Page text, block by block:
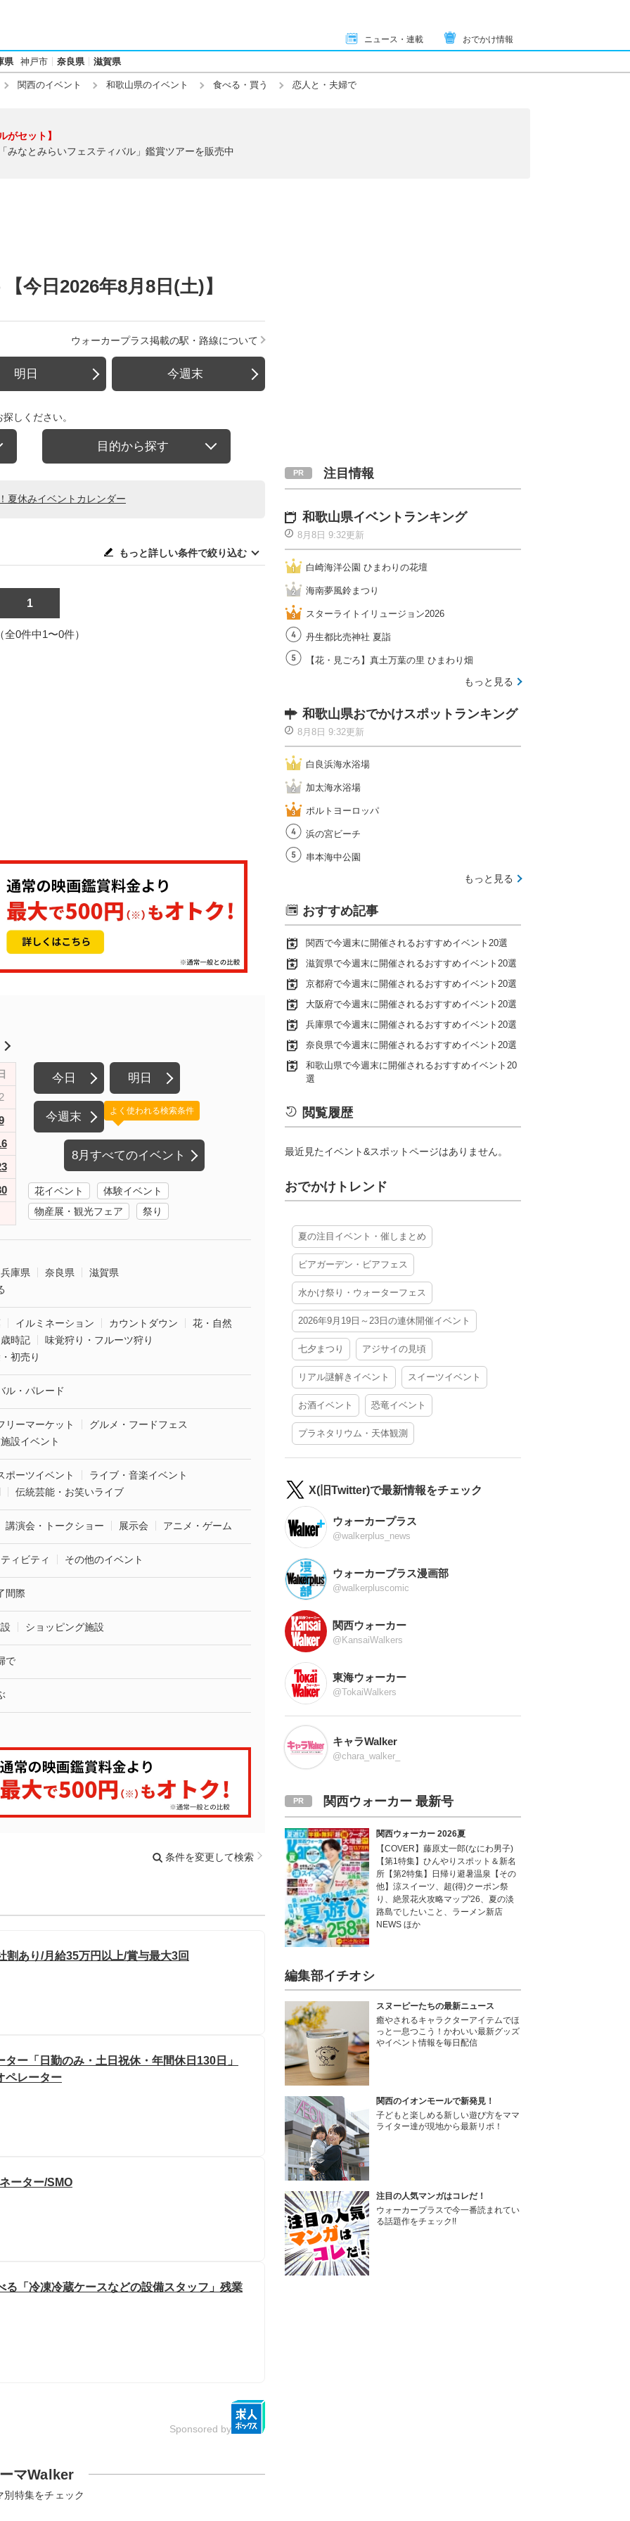
ニュース・連載 おでかけ情報
県 神戸市 奈良県 滋賀県
関西のイベント 和歌山県のイベント 食べる・買う 恋人と・夫婦で
がセット】
みなとみらいフェスティバル」鑑賞ツアーを販売中
今日2026年8月8日(土)】
ウォーカープラス掲載の駅・路線について
明日 今週末
しください。
目的から探す
夏休みイベントカレンダー
もっと詳しい条件で絞り込む
1
全0件中1〜0件）
今日 明日
今週末
8月すべてのイベント
よく使われる検索条件
花イベント
体験イベント
物産展・観光フェア
祭り
兵庫県 奈良県
滋賀県
イルミネーション カウントダウン
花・自然
時記
味覚狩り・フルーツ狩り
初売り
ル・パレード
リーマーケット
グルメ・フードフェス
設イベント
ポーツイベント
ライブ・音楽イベント
伝統芸能・お笑いライブ
講演会・トークショー 展示会 アニメ・ゲーム
ィビティ その他のイベント
間際
ショッピング施設
で
条件を変更して検索
あり/月給35万円以上/賞与最大3回
ー「日勤のみ・土日祝休・年間休日130日」
ペレーター
ーター/SMO
「冷凍冷蔵ケースなどの設備スタッフ」残業
Sponsored by
マWalker
別特集をチェック
注目情報
和歌山県イベントランキング
8月8日 9:32更新
白崎海洋公園 ひまわりの花壇
海南夢風鈴まつり
スターライトイリュージョン2026
丹生都比売神社 夏詣
【花・見ごろ】真土万葉の里 ひまわり畑
もっと見る
和歌山県おでかけスポットランキング
8月8日 9:32更新
白良浜海水浴場
加太海水浴場
ポルトヨーロッパ
浜の宮ビーチ
串本海中公園
もっと見る
おすすめ記事
関西で今週末に開催されるおすすめイベント20選
滋賀県で今週末に開催されるおすすめイベント20選
京都府で今週末に開催されるおすすめイベント20選
大阪府で今週末に開催されるおすすめイベント20選
兵庫県で今週末に開催されるおすすめイベント20選
奈良県で今週末に開催されるおすすめイベント20選
和歌山県で今週末に開催されるおすすめイベント20
選
閲覧履歴
最近見たイベント&スポットページはありません。
おでかけトレンド
夏の注目イベント・催しまとめ
ビアガーデン・ビアフェス
水かけ祭り・ウォーターフェス
2026年9月19日～23日の連休開催イベント
七夕まつり アジサイの見頃
リアル謎解きイベント スイーツイベント
お酒イベント 恐竜イベント
プラネタリウム・天体観測
X(旧Twitter)で最新情報をチェック
ウォーカープラス
@walkerplus_news
ウォーカープラス漫画部
@walkerpluscomic
関西ウォーカー
@KansaiWalkers
東海ウォーカー
@TokaiWalkers
キャラWalker
@chara_walker_
関西ウォーカー 最新号
関西ウォーカー 2026夏
【COVER】藤原丈一郎(なにわ男子)
【第1特集】ひんやりスポット＆新名
所【第2特集】日帰り避暑温泉【その
他】涼スイーツ、超(得)クーポン祭
り、絶景花火攻略マップ'26、夏の淡
路島でしたいこと、ラーメン新店
NEWS ほか
編集部イチオシ
スヌーピーたちの最新ニュース
癒やされるキャラクターアイテムでほ
っと一息つこう！かわいい最新グッズ
やイベント情報を毎日配信
関西のイオンモールで新発見！
子どもと楽しめる新しい遊び方をママ
ライター達が現地から最新リポ！
注目の人気マンガはコレだ！
ウォーカープラスで今一番読まれてい
る話題作をチェック!!